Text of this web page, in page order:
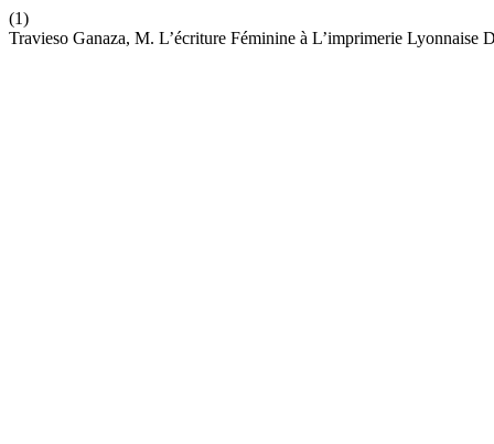
(1)
Travieso Ganaza, M. L’écriture Féminine à L’imprimerie Lyonnaise